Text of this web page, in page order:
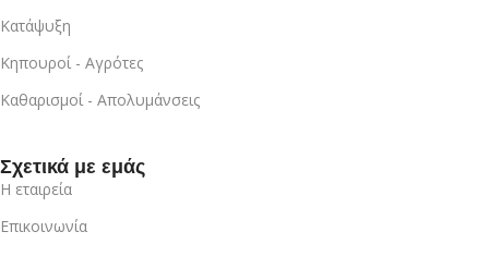
Κατάψυξη
Κηπουροί - Αγρότες
Καθαρισμοί - Απολυμάνσεις
Σχετικά με εμάς
Η εταιρεία
Επικοινωνία